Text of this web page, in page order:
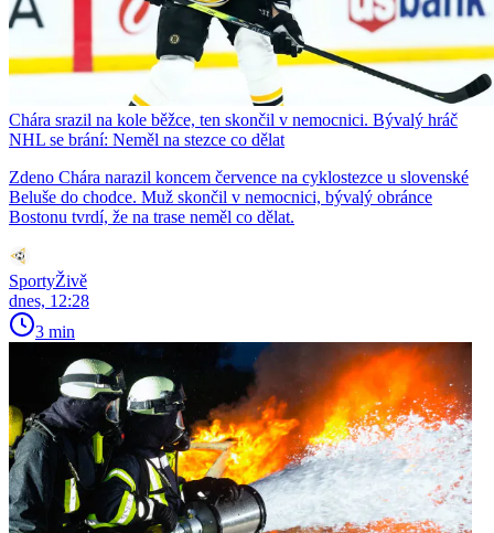
Chára srazil na kole běžce, ten skončil v nemocnici. Bývalý hráč
NHL se brání: Neměl na stezce co dělat
Zdeno Chára narazil koncem července na cyklostezce u slovenské
Beluše do chodce. Muž skončil v nemocnici, bývalý obránce
Bostonu tvrdí, že na trase neměl co dělat.
SportyŽivě
dnes, 12:28
3 min